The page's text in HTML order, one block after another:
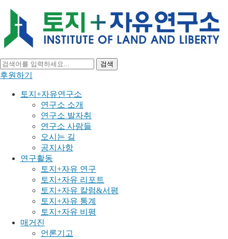
검색
후원하기
토지+자유연구소
연구소 소개
연구소 발자취
연구소 사람들
오시는 길
공지사항
연구활동
토지+자유 연구
토지+자유 리포트
토지+자유 칼럼&서평
토지+자유 통계
토지+자유 비평
매거진
언론기고